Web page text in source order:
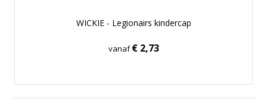
WICKIE - Legionairs kindercap
vanaf€ 2,73